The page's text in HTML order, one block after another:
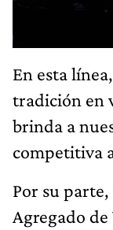
En esta
tradición en
brinda a
competitiva
Por su parte,
Agregado